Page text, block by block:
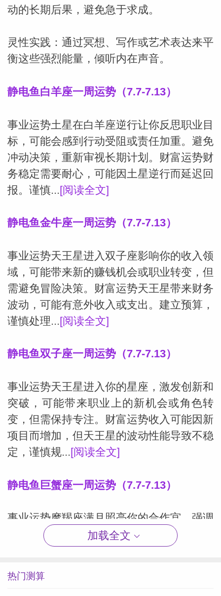
动的长期后果，避免急于求成。
灵性实践：通过冥想、写作或艺术表达来平
衡这些强烈能量，倾听内在声音。
静电鱼白羊座一周运势（7.7-7.13）
事业运势土星在白羊座逆行让你反思职业目
标，可能会感到行动受阻或责任加重。避免
冲动决策，重新审视长期计划。财富运势财
务稳定需要耐心，可能因土星逆行而延迟回
报。谨慎...[阅读全文]
静电鱼金牛座一周运势（7.7-7.13）
事业运势天王星进入双子座影响你的收入领
域，可能带来新的赚钱机会或职业转变，但
需避免冒险决策。财富运势天王星带来财务
波动，可能有意外收入或支出。建立预算，
谨慎处理...[阅读全文]
静电鱼双子座一周运势（7.7-7.13）
事业运势天王星进入你的星座，激发创新和
突破，可能带来职业上的新机会或角色转
变，但需保持专注。财富运势收入可能因新
项目而增加，但天王星的波动性能导致不稳
定，谨慎规...[阅读全文]
静电鱼巨蟹座一周运势（7.7-7.13）
事业运势摩羯座满月照亮你的合作宫，强调
团队或伙伴关系，可能完成重要项目或重新
评估合作。财富运势财务稳定，但可能因合
情运势单...
加载全文
热门测算